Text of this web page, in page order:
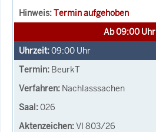
Termin aufgehoben
Ab 09:00 Uhr
09:00 Uhr
BeurkT
Nachlasssachen
026
VI 803/26